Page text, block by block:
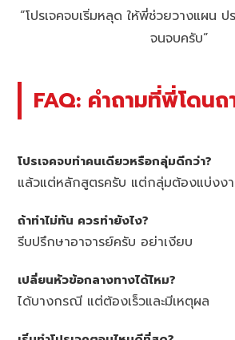
“โปรเจคจบเริ่มหลุด ให้พี่ช่วยวางแผน ป
จนจบครับ”
FAQ: คำถามที่พี่โดน
โปรเจคจบทำคนเดียวหรือกลุ่มดีกว่า?
แล้วแต่หลักสูตรครับ แต่กลุ่มต้องแบ่งง
ถ้าทำไม่ทัน ควรทำยังไง?
รีบปรึกษาอาจารย์ครับ อย่าเงียบ
เปลี่ยนหัวข้อกลางทางได้ไหม?
ได้บางกรณี แต่ต้องเร็วและมีเหตุผล